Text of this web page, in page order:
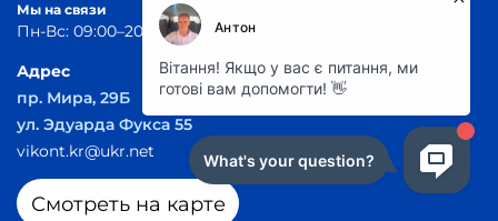
Мы на связи
Пн-Вс: 09:00–20:00
Адрес
пр. Мира, 29Б
ул. Эдуарда Фукса 55
vikont.kr@ukr.net
Смотреть на карте